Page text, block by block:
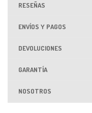
RESEÑAS
ENVÍOS Y PAGOS
DEVOLUCIONES
GARANTÍA
NOSOTROS